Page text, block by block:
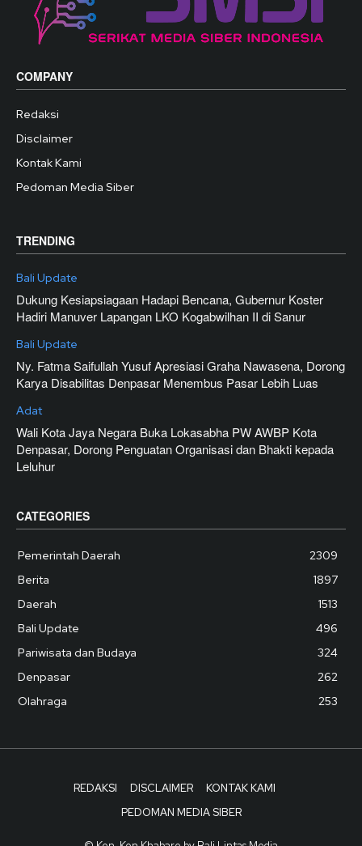
COMPANY
Redaksi
Disclaimer
Kontak Kami
Pedoman Media Siber
TRENDING
Bali Update
Dukung Kesiapsiagaan Hadapi Bencana, Gubernur Koster
Hadiri Manuver Lapangan LKO Kogabwilhan II di Sanur
Bali Update
Ny. Fatma Saifullah Yusuf Apresiasi Graha Nawasena, Dorong
Karya Disabilitas Denpasar Menembus Pasar Lebih Luas
Adat
Wali Kota Jaya Negara Buka Lokasabha PW AWBP Kota
Denpasar, Dorong Penguatan Organisasi dan Bhakti kepada
Leluhur
CATEGORIES
Pemerintah Daerah
2309
Berita
1897
Daerah
1513
Bali Update
496
Pariwisata dan Budaya
324
Denpasar
262
Olahraga
253
REDAKSI DISCLAIMER
KONTAK KAMI
PEDOMAN MEDIA SIBER